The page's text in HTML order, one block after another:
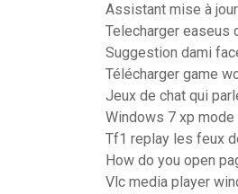
Assistant mise à
Telecharger easeus
Suggestion dami
Télécharger game
Jeux de chat qui
Windows 7 xp
Tf1 replay les feux
How do you open
Vlc media player